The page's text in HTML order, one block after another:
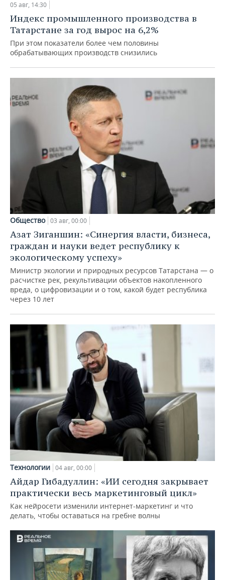
05 авг, 14:30
Индекс промышленного производства в
Татарстане за год вырос на 6,2%
При этом показатели более чем половины
обрабатывающих производств снизились
Общество 03 авг, 00:00
Азат Зиганшин: «Синергия власти, бизнеса,
граждан и науки ведет республику к
экологическому успеху»
Министр экологии и природных ресурсов Татарстана — о
расчистке рек, рекультивации объектов накопленного
вреда, о цифровизации и о том, какой будет республика
через 10 лет
Технологии 04 авг, 00:00
Айдар Гибадуллин: «ИИ сегодня закрывает
практически весь маркетинговый цикл»
Как нейросети изменили интернет-маркетинг и что
делать, чтобы оставаться на гребне волны